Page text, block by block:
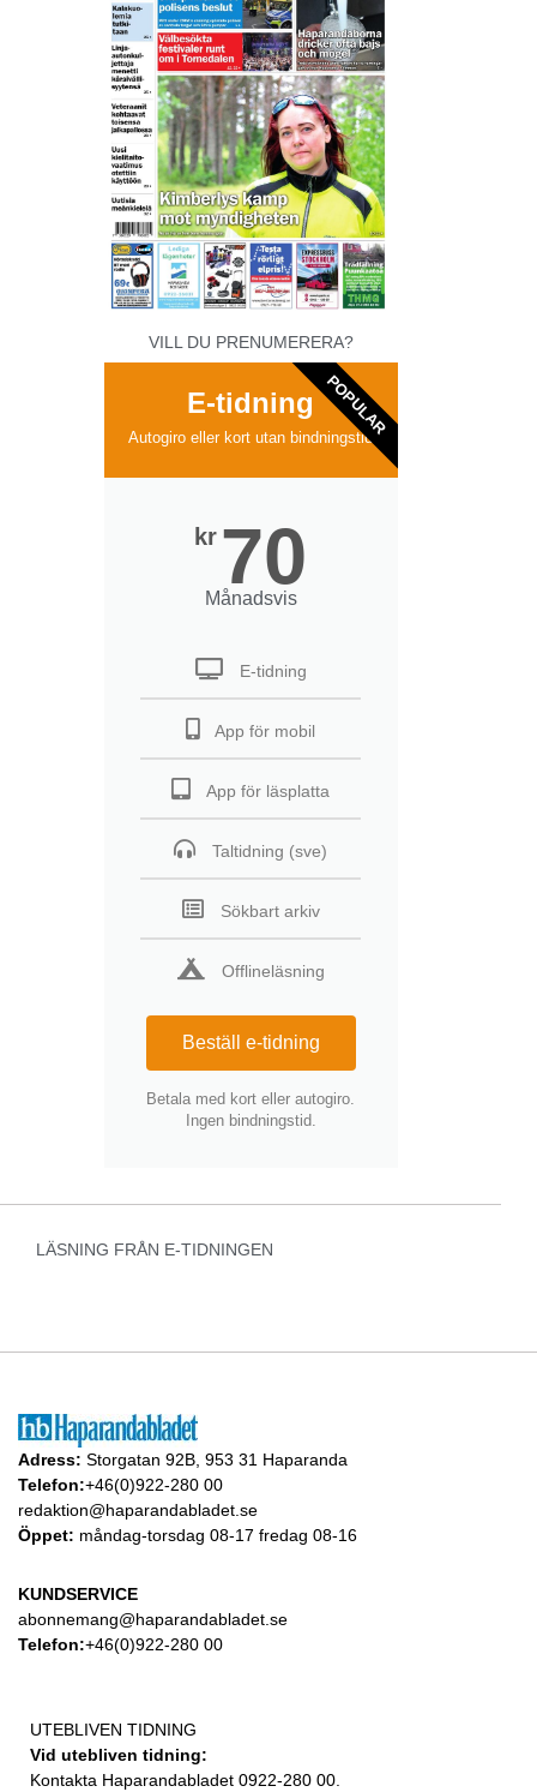
VILL DU PRENUMERERA?
E-tidning
Autogiro eller kort utan bindningstid
kr 70
Månadsvis
E-tidning
App för mobil
App för läsplatta
Taltidning (sve)
Sökbart arkiv
Offlineläsning
Beställ e-tidning
Betala med kort eller autogiro.
Ingen bindningstid.
POPULAR
LÄSNING FRÅN E-TIDNINGEN
Adress: Storgatan 92B, 953 31 Haparanda
Telefon:+46(0)922-280 00
redaktion@haparandabladet.se
Öppet: måndag-torsdag 08-17 fredag 08-16
KUNDSERVICE
abonnemang@haparandabladet.se
Telefon:+46(0)922-280 00
UTEBLIVEN TIDNING
Vid utebliven tidning:
Kontakta Haparandabladet 0922-280 00.